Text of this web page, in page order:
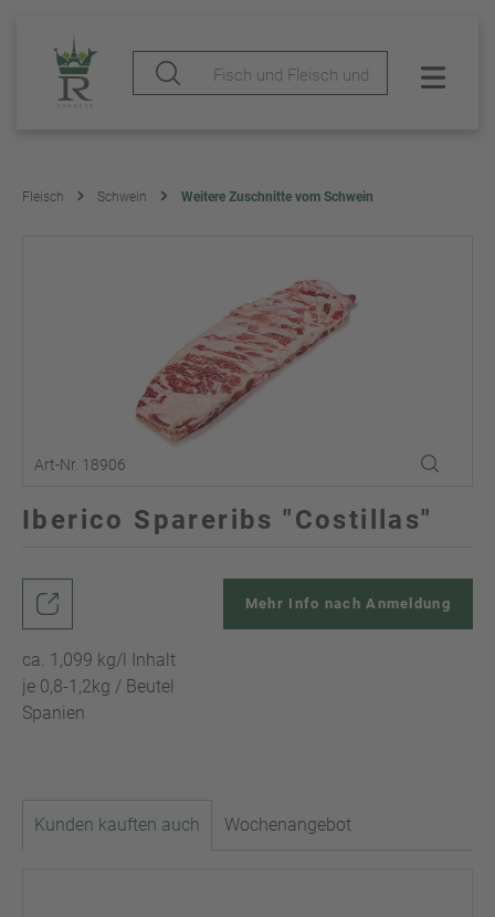
Fleisch Schwein Weitere Zuschnitte vom Schwein
Art-Nr. 18906
Iberico Spareribs "Costillas"
ca. 1,099 kg/l Inhalt
je 0,8-1,2kg / Beutel
Spanien
Mehr Info nach Anmeldung
Kunden kauften auch Wochenangebot